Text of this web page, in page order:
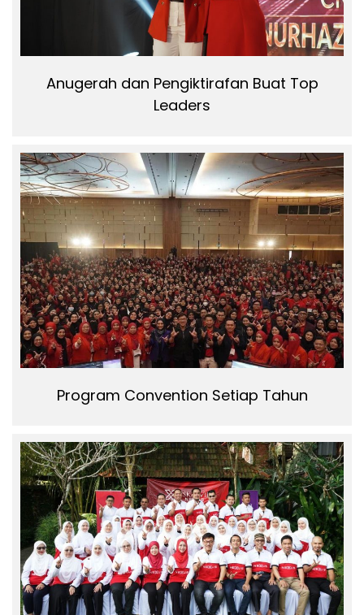
Anugerah dan Pengiktirafan Buat Top
Leaders
Program Convention Setiap Tahun